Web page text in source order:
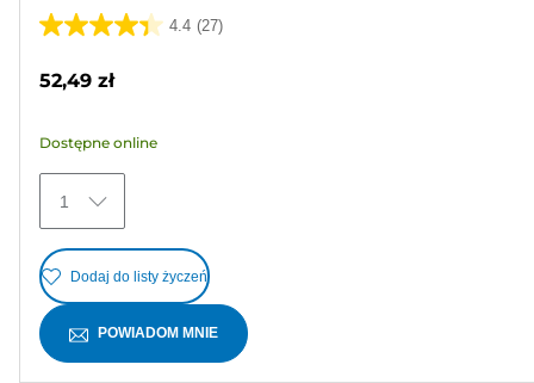
4.4 (27)
4.4
5
27
Recenzji
52,49 zł
Dostępne online
1
Dodaj do listy życzeń
POWIADOM MNIE